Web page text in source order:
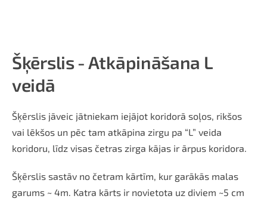
Šķērslis - Atkāpināšana L
veidā
Šķērslis jāveic jātniekam iejājot koridorā soļos, rikšos
vai lēkšos un pēc tam atkāpina zirgu pa “L” veida
koridoru, līdz visas četras zirga kājas ir ārpus koridora.
Šķērslis sastāv no četram kārtīm, kur garākās malas
garums ~ 4m. Katra kārts ir novietota uz diviem ~5 cm